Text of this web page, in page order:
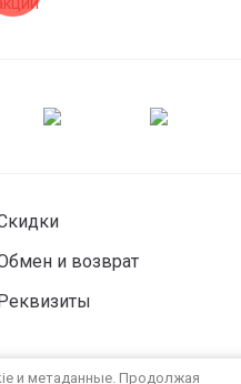
и возврат
и метаданные. Продолжая